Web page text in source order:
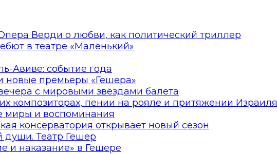
Верди о любви, как политический триллер
в театре «Маленький»
Авиве: событие года
новые премьеры «Гешера»
с мировыми звёздами балета
композиторах, пении на рояле и притяжении Израиля
миры и воспоминания
консерватория открывает новый сезон
души. Театр Гешер
и наказание» в Гешере